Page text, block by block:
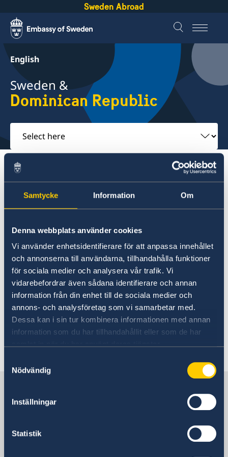
Samtycke Information Om
Denna webbplats använder cookies
Vi använder enhetsidentifierare för att anpassa innehållet
och annonserna till användarna, tillhandahålla funktioner
för sociala medier och analysera vår trafik. Vi
vidarebefordrar även sådana identifierare och annan
information från din enhet till de sociala medier och
annons- och analysföretag som vi samarbetar med.
Dessa kan i sin tur kombinera informationen med annan
information som du har tillhandahållit eller som de har
Nödvändig
Inställningar
Statistik
Sweden Abroad
English
Sweden &
Dominican Republic
Select
here
Dominican Republic
Going to Sweden?
Going to Sweden?
Visiting Sweden
Apply for a Visa
Moving to someone in Sweden
Working in Sweden
Passports
Going to Sweden
The Swedish Embassy in Havana, Cuba
represents Sweden in the Dominican
Republic. For information regarding
contact details, consular matters,
passports and visas, please click on
the links to the left in the side panel.